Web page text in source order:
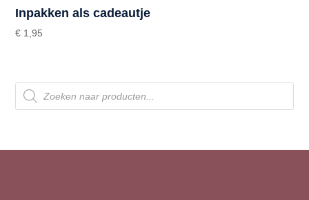
Inpakken als cadeautje
€ 1,95
Producten
zoeken